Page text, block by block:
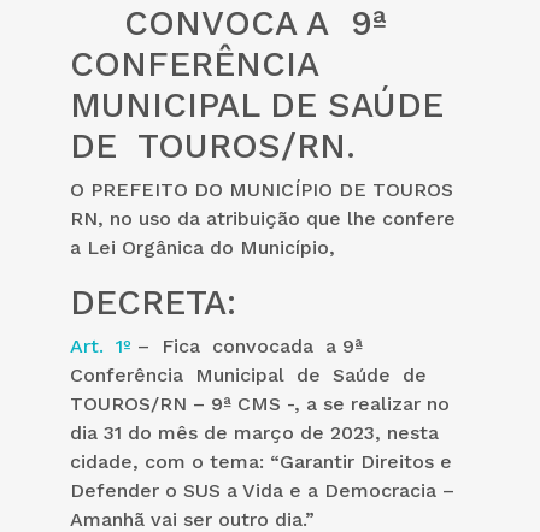
CONVOCA A 9ª
CONFERÊNCIA
MUNICIPAL DE SAÚDE
DE TOUROS/RN.
O PREFEITO DO MUNICÍPIO DE TOUROS
RN, no uso da atribuição que lhe confere
a Lei Orgânica do Município,
DECRETA:
Art. 1º – Fica convocada a 9ª
Conferência Municipal de Saúde de
TOUROS/RN – 9ª CMS -, a se realizar no
dia 31 do mês de março de 2023, nesta
cidade, com o tema: “Garantir Direitos e
Defender o SUS a Vida e a Democracia –
Amanhã vai ser outro dia.”